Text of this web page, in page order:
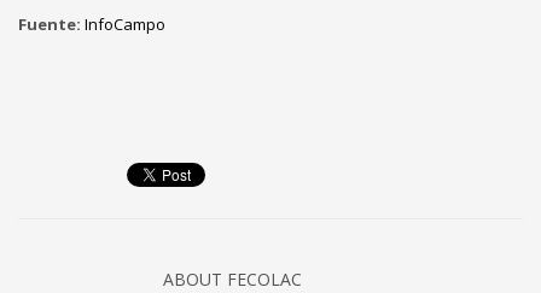
Fuente: InfoCampo
ABOUT FECOLAC